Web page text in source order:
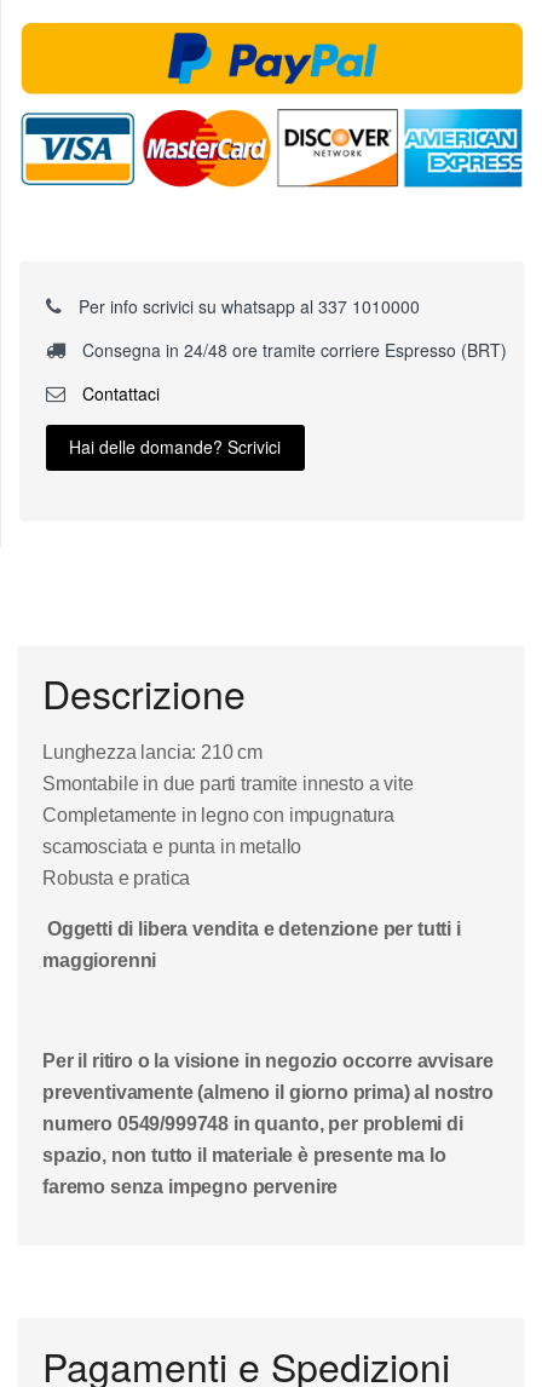
Per info scrivici su whatsapp al 337 1010000
Consegna in 24/48 ore tramite corriere Espresso (BRT)
Contattaci
Hai delle domande? Scrivici
Descrizione
Lunghezza lancia: 210 cm
Smontabile in due parti tramite innesto a vite
Completamente in legno con impugnatura
scamosciata e punta in metallo
Robusta e pratica
Oggetti di libera vendita e detenzione per tutti i
maggiorenni
Per il ritiro o la visione in negozio occorre avvisare
preventivamente (almeno il giorno prima) al nostro
numero 0549/999748 in quanto, per problemi di
spazio, non tutto il materiale è presente ma lo
faremo senza impegno pervenire
Pagamenti e Spedizioni